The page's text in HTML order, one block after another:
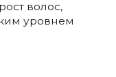
волос,
уровнем